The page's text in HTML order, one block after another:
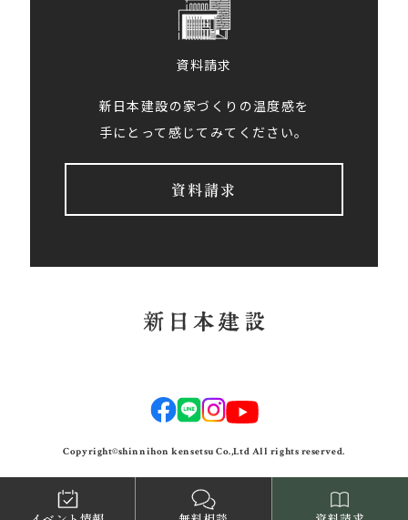
資料請求
新日本建設の家づくりの温度感を
手にとって感じてみてください。
資料請求
Copyright©shinnihon kensetsu Co.,Ltd All rights reserved.